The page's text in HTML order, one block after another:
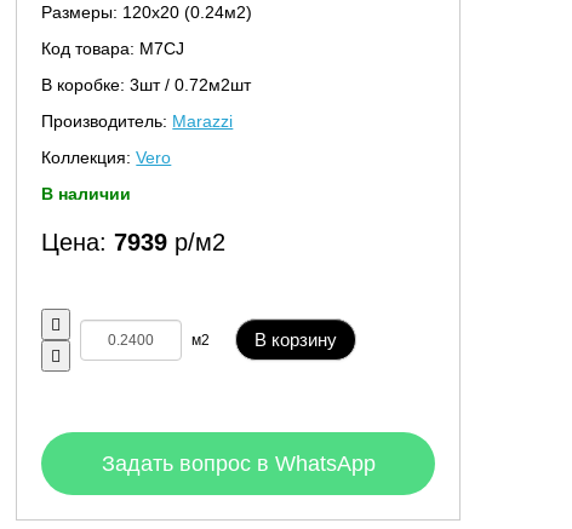
Размеры: 120х20 (0.24м2)
Код товара: M7CJ
В коробке: 3шт / 0.72м2шт
Производитель: Marazzi
Коллекция:Vero
В наличии
Цена:7939 р/м2
м2 В корзину
Задать вопрос в WhatsApp